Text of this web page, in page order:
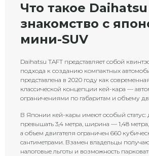
Что такое
знакомство с
мини-SUV
Daihatsu TAFT представляет собой
подхода к созданию компактных
представлена в 2020 году как
классической концепции кей-кара —
ограничениями по габаритам и объему
В Японии кей-кары имеют особый статус:
превышать 3,4 метра, ширина — 1,48
а объем двигателя ограничен 660
сантиметрами. Взамен владельцы
налоговые льготы и возможность